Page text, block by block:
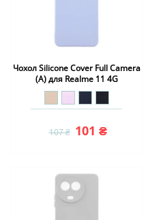
Чохол Silicone Cover Full Camera
(A) для Realme 11 4G
107 ₴ 101 ₴